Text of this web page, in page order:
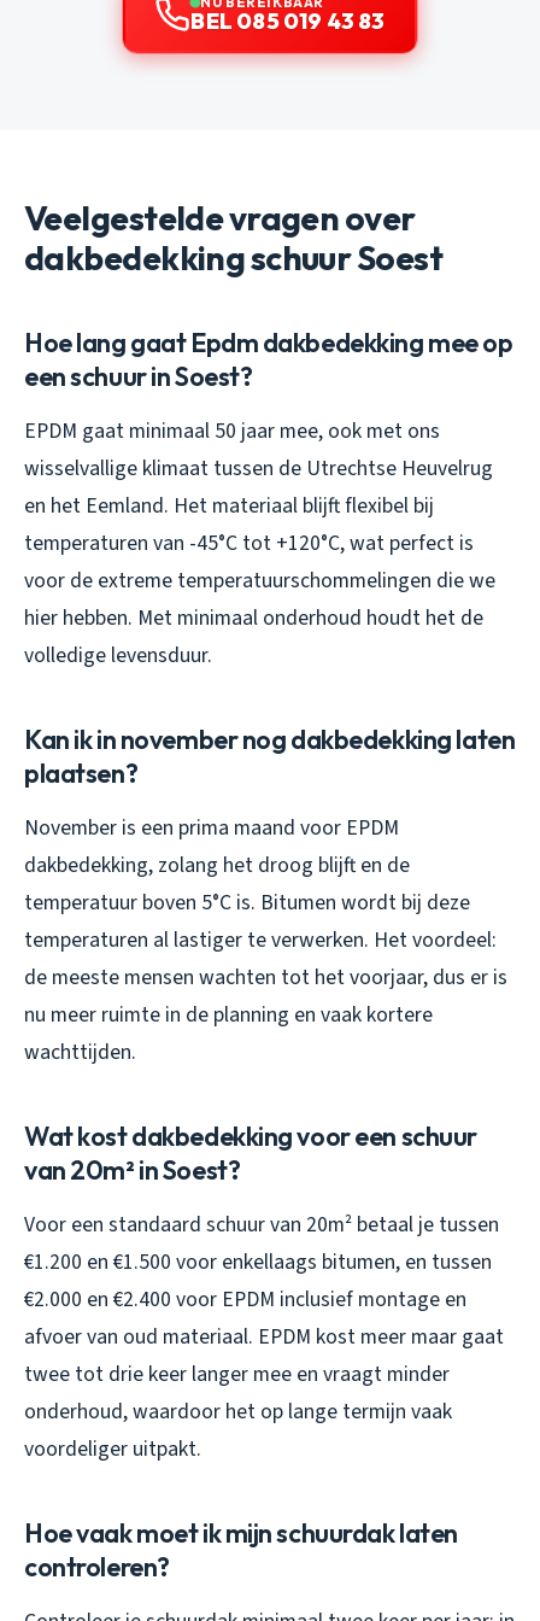
BEL 085 019 43 83
Veelgestelde vragen over
dakbedekking schuur Soest
Hoe lang gaat Epdm dakbedekking mee op
een schuur in Soest?
EPDM gaat minimaal 50 jaar mee, ook met ons
wisselvallige klimaat tussen de Utrechtse Heuvelrug
en het Eemland. Het materiaal blijft flexibel bij
temperaturen van -45°C tot +120°C, wat perfect is
voor de extreme temperatuurschommelingen die we
hier hebben. Met minimaal onderhoud houdt het de
volledige levensduur.
Kan ik in november nog dakbedekking laten
plaatsen?
November is een prima maand voor EPDM
dakbedekking, zolang het droog blijft en de
temperatuur boven 5°C is. Bitumen wordt bij deze
temperaturen al lastiger te verwerken. Het voordeel:
de meeste mensen wachten tot het voorjaar, dus er is
nu meer ruimte in de planning en vaak kortere
wachttijden.
Wat kost dakbedekking voor een schuur
van 20m² in Soest?
Voor een standaard schuur van 20m² betaal je tussen
€1.200 en €1.500 voor enkellaags bitumen, en tussen
€2.000 en €2.400 voor EPDM inclusief montage en
afvoer van oud materiaal. EPDM kost meer maar gaat
twee tot drie keer langer mee en vraagt minder
onderhoud, waardoor het op lange termijn vaak
voordeliger uitpakt.
Hoe vaak moet ik mijn schuurdak laten
controleren?